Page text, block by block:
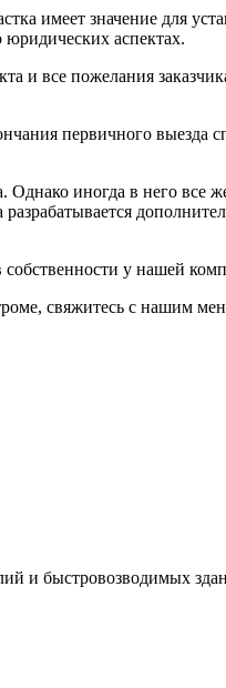
имеет значение для
аспектах.
и все пожелания
первичного выезда
Однако иногда в него
собственности у нашей
свяжитесь с нашим
и быстровозводимых